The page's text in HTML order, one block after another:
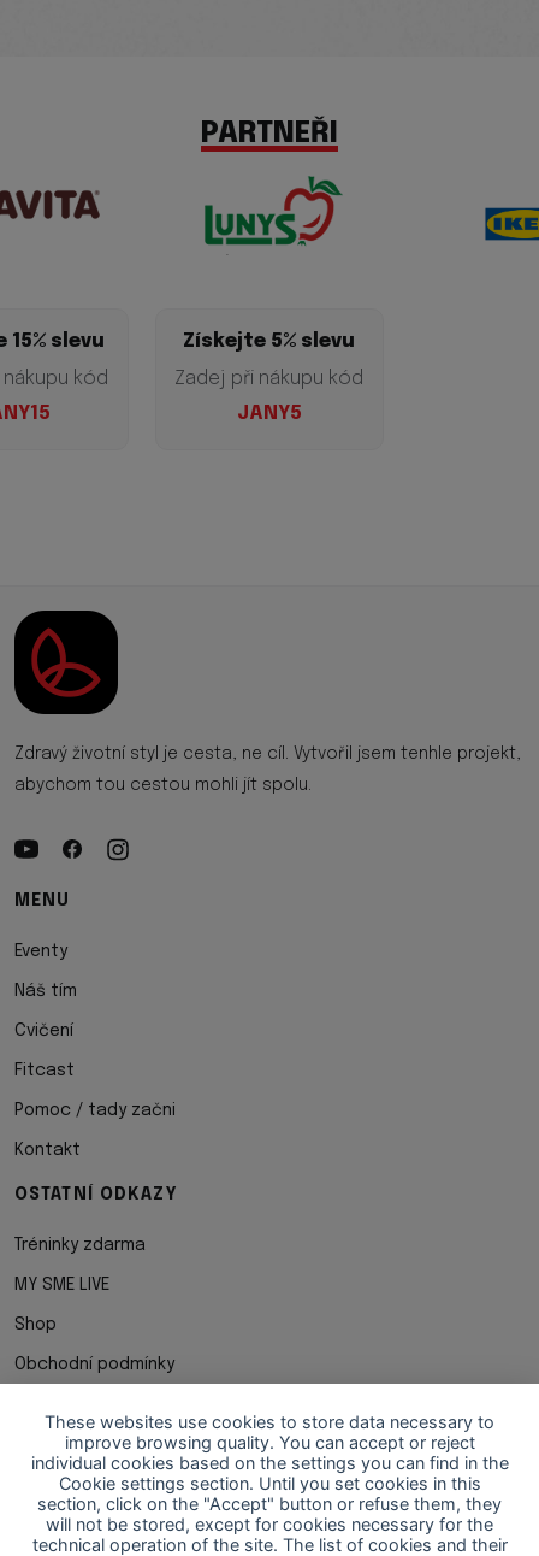
PARTNEŘI
5% slevu
kód​​​​​​​
Zdravý životní styl je cesta, ne cíl. Vytvořil jsem tenhle projekt,
abychom tou cestou mohli jít spolu.
MENU
Eventy
Náš tím
Cvičení
Fitcast
Pomoc / tady začni
Kontakt
OSTATNÍ ODKAZY
Tréninky zdarma
MY SME LIVE
Shop
Obchodní podmínky
Cookies
STÁHNI SI APKU
These websites use cookies to store data necessary to
improve browsing quality. You can accept or reject
individual cookies based on the settings you can find in the
Cookie settings section. Until you set cookies in this
section, click on the "Accept" button or refuse them, they
will not be stored, except for cookies necessary for the
technical operation of the site. The list of cookies and their